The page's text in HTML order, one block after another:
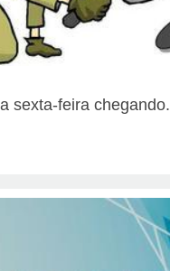
sexta-feira chegando.